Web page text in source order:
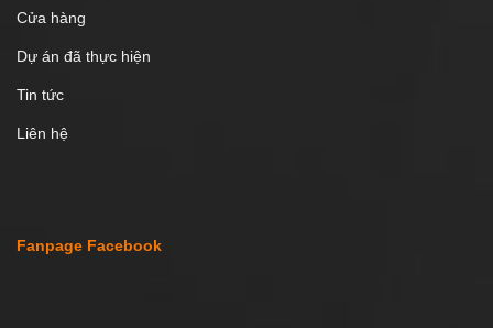
Cửa hàng
Dự án đã thực hiện
Tin tức
Liên hệ
Fanpage Facebook